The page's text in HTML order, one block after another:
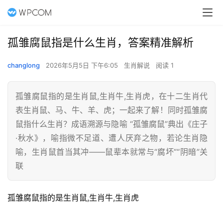
孤雏腐鼠指是什么生肖，答案精准解析
changlong 2026年5月5日 下午6:05 生肖解说 阅读 1
孤雏腐鼠指的是生肖鼠,生肖牛,生肖虎，在十二生肖代
表生肖鼠、马、牛、羊、虎；一起来了解！同时孤雏腐
鼠指什么生肖？成语溯源与隐喻 “孤雏腐鼠”典出《庄子
·秋水》，喻指微不足道、遭人厌弃之物，若论生肖隐
喻，生肖鼠首当其冲——鼠辈本就常与“腐坏”“阴暗”关
联
孤雏腐鼠指的是生肖鼠,生肖牛,生肖虎